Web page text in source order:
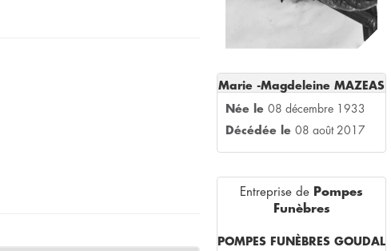
Marie -Magdeleine MAZEAS
Née le 08 décembre 1933
Décédée le 08 août 2017
Entreprise de Pompes
Funèbres
POMPES FUNÈBRES GOUDAL